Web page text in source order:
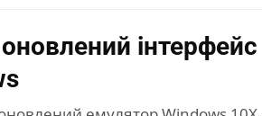
інтерфейс